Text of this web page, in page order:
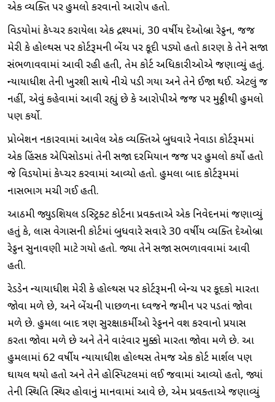
એક વ્યક્તિ પર હુમલો કરવાનો આરોપ હતો.
વિડિયોમાં કેપ્ચર કરાયેલા એક દ્રશ્યમાં, 30 વર્ષીય દેઓબ્રા રેડ્ડન, જજ
મેરી કે હોલ્થસ પર કોર્ટરૂમની બેંચ પર કૂદી પડ્યો હતો કારણ કે તેને સજા
સંભળાવવામાં આવી રહી હતી, તેમ કોર્ટ અધિકારીઓએ જણાવ્યું હતું.
ન્યાયાધીશ તેની ખુરશી સાથે નીચે પડી ગયા અને તેને ઈજા થઈ. એટલું જ
નહીં, એવું કહેવામાં આવી રહ્યું છે કે આરોપીએ જજ પર મુઠ્ઠીથી હુમલો
પણ કર્યો.
પ્રોબેશન નકારવામાં આવેલ એક વ્યક્તિએ બુધવારે નેવાડા કોર્ટરૂમમાં
એક હિંસક એપિસોડમાં તેની સજા દરમિયાન જજ પર હુમલો કર્યો હતો
જે વિડિયોમાં કેપ્ચર કરવામાં આવ્યો હતો. હુમલા બાદ કોર્ટરૂમમાં
નાસભાગ મચી ગઈ હતી.
આઠમી જ્યુડિશિયલ ડિસ્ટ્રિક્ટ કોર્ટના પ્રવક્તાએ એક નિવેદનમાં જણાવ્યું
હતું કે, લાસ વેગાસની કોર્ટમાં બુધવારે સવારે 30 વર્ષીય વ્યક્તિ દેઓબ્રા
રેડ્ડન સુનાવણી માટે ગયો હતો. જ્યા તેને સજા સભળાવવામાં આવી
હતી.
રેડડેન ન્યાયાધીશ મેરી કે હોલ્થસ પર કોર્ટરૂમની બેન્ચ પર કૂદકો મારતા
જોવા મળે છે, અને બેંચની પાછળના ધ્વજને જમીન પર પડતાં જોવા
મળે છે. હુમલા બાદ ત્રણ સુરક્ષાકર્મીઓ રેડ્ડનને વશ કરવાનો પ્રયાસ
કરતા જોવા મળે છે અને તેને વારંવાર મુક્કો મારતા જોવા મળે છે. આ
હુમલામાં 62 વર્ષીય ન્યાયાધીશ હોલ્થસ તેમજ એક કોર્ટ માર્શલ પણ
ઘાયલ થયો હતો અને તેને હોસ્પિટલમાં લઈ જવામાં આવ્યો હતો, જ્યાં
તેની સ્થિતિ સ્થિર હોવાનું માનવામાં આવે છે, એમ પ્રવક્તાએ જણાવ્યું